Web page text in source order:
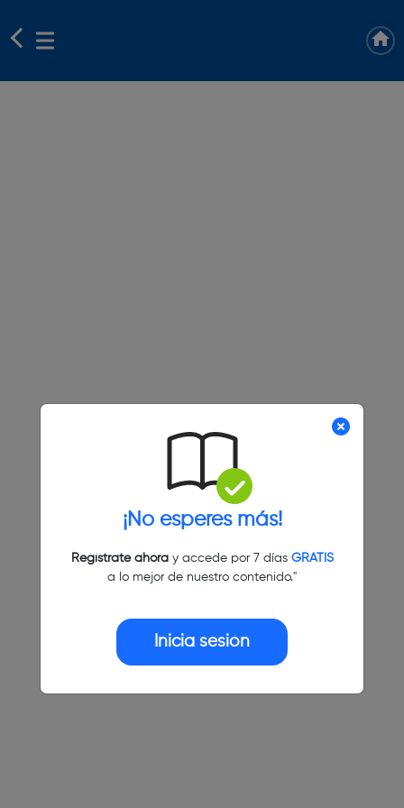
¡No esperes más!
Regístrate ahoray accede por 7 días GRATIS
a lo mejor de nuestro contenido."
Inicia sesión